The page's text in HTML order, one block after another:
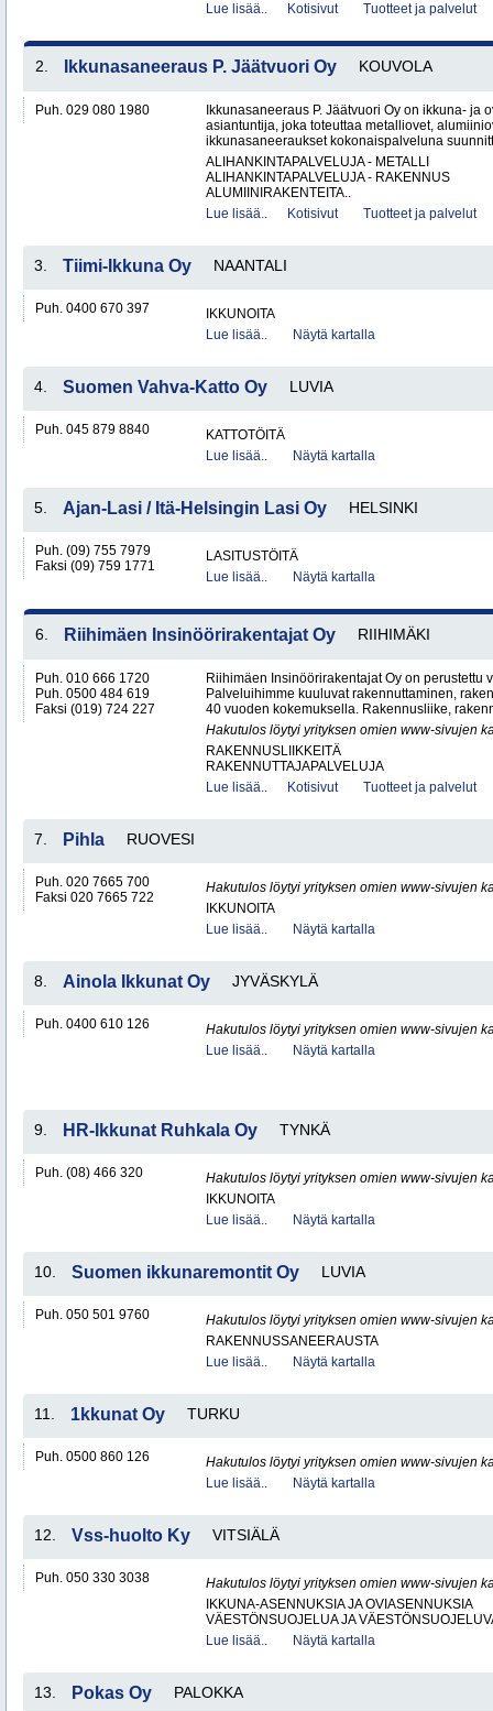
Lue lisää..
Kotisivut Tuotteet ja palvelut
2. Ikkunasaneeraus P. Jäätvuori Oy KOUVOLA
Puh. 029 080 1980
Ikkunasaneeraus P. Jäätvuori Oy on ikkuna- ja
asiantuntija, joka toteuttaa metalliovet,
ikkunasaneeraukset kokonaispalveluna
ALIHANKINTAPALVELUJA - METALLI
ALIHANKINTAPALVELUJA - RAKENNUS
ALUMIINIRAKENTEITA..
Lue lisää..
Kotisivut Tuotteet ja palvelut
3. Tiimi-Ikkuna Oy NAANTALI
Puh. 0400 670 397
IKKUNOITA
Lue lisää..
Näytä kartalla
4. Suomen Vahva-Katto Oy LUVIA
Puh. 045 879 8840
KATTOTÖITÄ
Lue lisää..
Näytä kartalla
5. Ajan-Lasi / Itä-Helsingin Lasi Oy HELSINKI
Puh. (09) 755 7979
Faksi (09) 759 1771
LASITUSTÖITÄ
Lue lisää..
Näytä kartalla
6. Riihimäen Insinöörirakentajat Oy RIIHIMÄKI
Puh. 010 666 1720
Puh. 0500 484 619
Faksi (019) 724 227
Riihimäen Insinöörirakentajat Oy on perustettu
Palveluihimme kuuluvat rakennuttaminen,
40 vuoden kokemuksella. Rakennusliike,
Hakutulos löytyi yrityksen omien www-sivujen
RAKENNUSLIIKKEITÄ
RAKENNUTTAJAPALVELUJA
Lue lisää..
Kotisivut Tuotteet ja palvelut
7. Pihla RUOVESI
Puh. 020 7665 700
Faksi 020 7665 722
Hakutulos löytyi yrityksen omien www-sivujen
IKKUNOITA
Lue lisää..
Näytä kartalla
8. Ainola Ikkunat Oy JYVÄSKYLÄ
Puh. 0400 610 126
Hakutulos löytyi yrityksen omien www-sivujen
Lue lisää..
Näytä kartalla
9. HR-Ikkunat Ruhkala Oy TYNKÄ
Puh. (08) 466 320
Hakutulos löytyi yrityksen omien www-sivujen
IKKUNOITA
Lue lisää..
Näytä kartalla
10. Suomen ikkunaremontit Oy LUVIA
Puh. 050 501 9760
Hakutulos löytyi yrityksen omien www-sivujen
RAKENNUSSANEERAUSTA
Lue lisää..
Näytä kartalla
11. 1kkunat Oy TURKU
Puh. 0500 860 126
Hakutulos löytyi yrityksen omien www-sivujen
Lue lisää..
Näytä kartalla
12. Vss-huolto Ky VITSIÄLÄ
Puh. 050 330 3038
Hakutulos löytyi yrityksen omien www-sivujen
IKKUNA-ASENNUKSIA JA OVIASENNUKSIA
VÄESTÖNSUOJELUA JA
Lue lisää..
Näytä kartalla
13. Pokas Oy PALOKKA